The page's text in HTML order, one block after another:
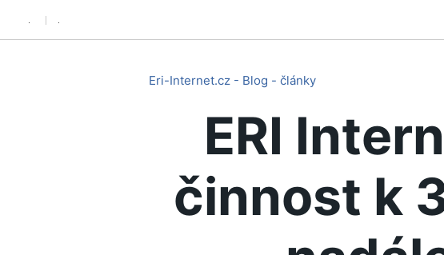
. .
Eri-Internet.cz - Blog - články
ERI
činnost k